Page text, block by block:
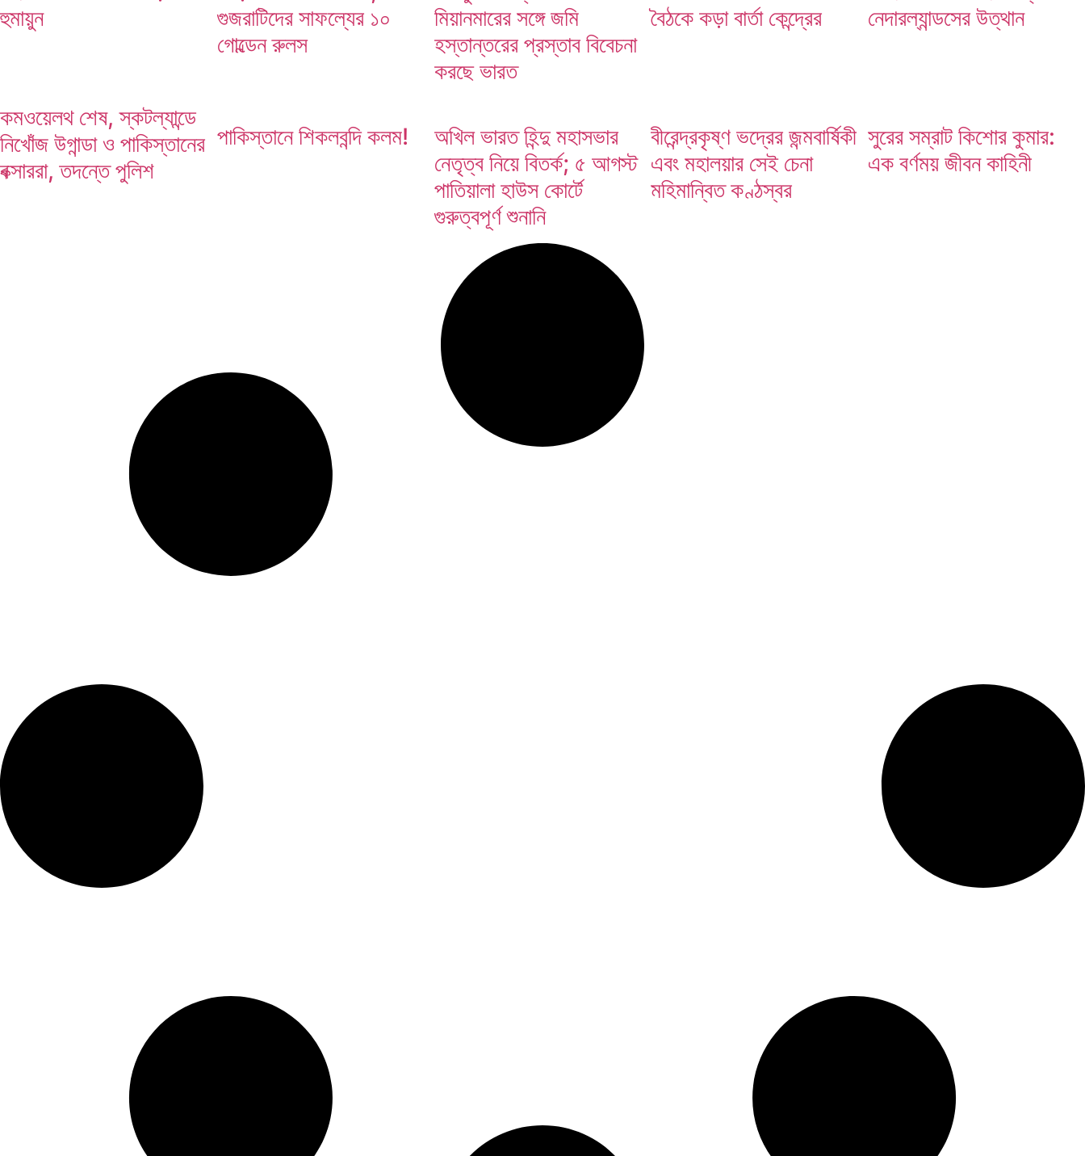
হুমায়ুন
গুজরাটিদের সাফল্যের ১০
গোল্ডেন রুলস
মিয়ানমারের সঙ্গে জমি
হস্তান্তরের প্রস্তাব বিবেচনা
করছে ভারত
বৈঠকে কড়া বার্তা কেন্দ্রের
নেদারল্যান্ডসের উত্থান
কমওয়েলথ শেষ, স্কটল্যান্ডে
নিখোঁজ উগান্ডা ও পাকিস্তানের
বক্সাররা, তদন্তে পুলিশ
পাকিস্তানে শিকলবন্দি কলম!
অখিল ভারত হিন্দু মহাসভার
নেতৃত্ব নিয়ে বিতর্ক; ৫ আগস্ট
পাতিয়ালা হাউস কোর্টে
গুরুত্বপূর্ণ শুনানি
বীরেন্দ্রকৃষ্ণ ভদ্রের জন্মবার্ষিকী
এবং মহালয়ার সেই চেনা
মহিমান্বিত কণ্ঠস্বর
সুরের সম্রাট কিশোর কুমার:
এক বর্ণময় জীবন কাহিনী